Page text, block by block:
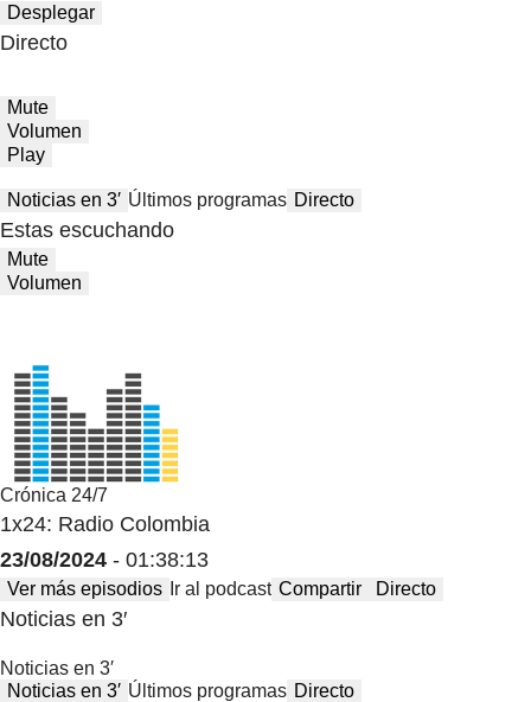
Desplegar
Directo
Mute
Volumen
Play
Noticias en 3′ Últimos programas Directo
Estas escuchando
Mute
Volumen
Crónica 24/7
1x24: Radio Colombia
23/08/2024 - 01:38:13
Ver más episodios Ir al podcast Compartir Directo
Noticias en 3′
Noticias en 3′
Noticias en 3′ Últimos programas Directo